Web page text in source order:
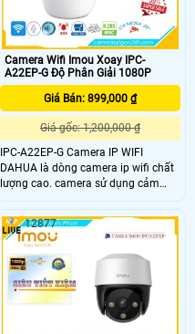
Camera Wifi Imou Xoay IPC-
A22EP-G Độ Phân Giải 1080P
Giá Bán: 899,000 ₫
Giá gốc: 1,200,000 ₫
IPC-A22EP-G Camera IP WIFI
DAHUA là dòng camera ip wifi chất
lượng cao. camera sử dụng cảm
biến hình ảnh,Độ phân giải
2Megapixel CMOS 1/2. 11b/g/n) hỗ
trợ P2P,Sản phẩm là dòng camera
quan sat chất lương cao giá rẻ
chuyên dụng,phù hợp cho văn
phòng,cửa hàng,siêu thị,
12877